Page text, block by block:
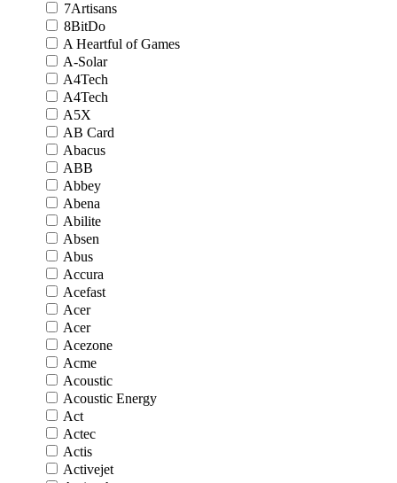
7Artisans
8BitDo
A Heartful of Games
A-Solar
A4Tech
A4Tech
A5X
AB Card
Abacus
ABB
Abbey
Abena
Abilite
Absen
Abus
Accura
Acefast
Acer
Acer
Acezone
Acme
Acoustic
Acoustic Energy
Act
Actec
Actis
Activejet